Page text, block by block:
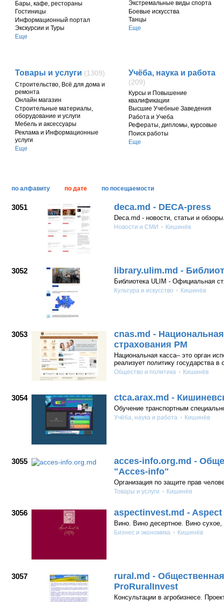
Бары, кафе, рестораны
Гостиницы
Информационный портал
Экскурсии и Туры
Еще
Экстремальные виды спорта
Боевые искусства
Танцы
Еще
Товары и услуги (1309)
Строительство, Всё для дома и
ремонта
Онлайн магазин
Строительные материалы,
оборудование и услуги
Мебель и аксессуары
Реклама и Информационные
услуги
Еще
Учёба, наука и работа
(209)
Курсы и Повышение
квалификации
Высшие Учебные Заведения
Работа и Учеба
Рефераты, дипломы, курсовые
Поиск работы
Еще
по алфавиту по дате по посещаемости
3051 deca.md - DECA-press
Deca.md - новости, статьи и
Новости и СМИ Кишинёв
3052 library.ulim.md -
Библиотека ULIM - Официальная
Культура и искусство Кишинёв
3053
cnas.md -
страхования РМ
Национальная касса– это орган
реализует политику государства
Общество и политика Кишинёв
3054 ctca.arax.md -
Обучение транспортным
Учёба, наука и работа Кишинёв
3055
acces-info.org.md -
"Аcces-info"
Организация по защите прав
Товары и услуги Кишинёв
3056 aspectinvest.md -
Вино. Вино десертное. Вино
Бизнес и экономика Кишинёв
3057
rural.md -
ProRuralInvest
Консультации в агробизнесе.